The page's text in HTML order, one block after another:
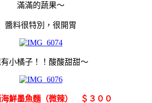
滿滿的蔬果～
醬料很特別，很開胃
小橘子！！酸酸甜甜～
鮮墨魚麵（微辣） ＄３００